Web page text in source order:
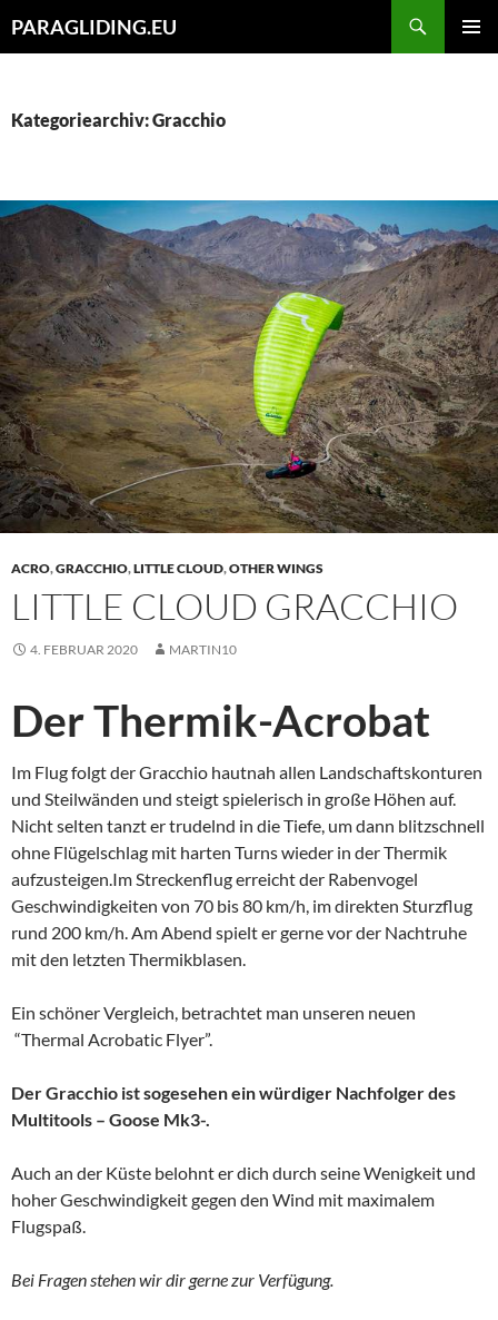
Inhalt
PARAGLIDING.EU
Kategoriearchiv: Gracchio
ACRO,GRACCHIO,LITTLE CLOUD,OTHER WINGS
LITTLE CLOUD GRACCHIO
4. FEBRUAR 2020 MARTIN10
Der Thermik-Acrobat
Im Flug folgt der Gracchio hautnah allen Landschaftskonturen
und Steilwänden und steigt spielerisch in große Höhen auf.
Nicht selten tanzt er trudelnd in die Tiefe, um dann blitzschnell
ohne Flügelschlag mit harten Turns wieder in der Thermik
aufzusteigen.Im Streckenflug erreicht der Rabenvogel
Geschwindigkeiten von 70 bis 80 km/h, im direkten Sturzflug
rund 200 km/h. Am Abend spielt er gerne vor der Nachtruhe
mit den letzten Thermikblasen.
Ein schöner Vergleich, betrachtet man unseren neuen
“Thermal Acrobatic Flyer”.
Der Gracchio ist sogesehen ein würdiger Nachfolger des
Multitools – Goose Mk3-.
Auch an der Küste belohnt er dich durch seine Wenigkeit und
hoher Geschwindigkeit gegen den Wind mit maximalem
Flugspaß.
Bei Fragen stehen wir dir gerne zur Verfügung.